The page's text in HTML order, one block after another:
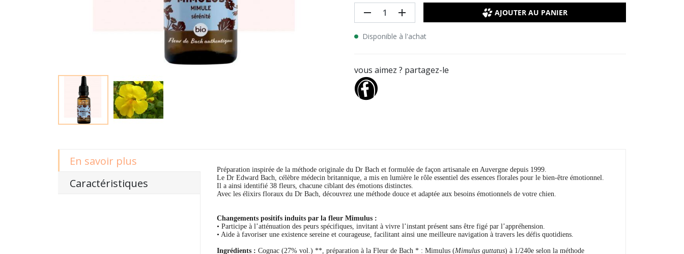
remove add AJOUTER AU PANIER
Disponible à l'achat
vous aimez ? partagez-le
En savoir plus
Caractéristiques
Préparation inspirée de la méthode originale du Dr Bach et formulée de façon artisanale en Auvergne depuis 1999.
Le Dr Edward Bach, célèbre médecin britannique, a mis en lumière le rôle essentiel des essences florales pour le bien-être émotionnel.
Il a ainsi identifié 38 fleurs, chacune ciblant des émotions distinctes.
Avec les élixirs floraux du Dr Bach, découvrez une méthode douce et adaptée aux besoins émotionnels de votre chien.
Changements positifs induits par la fleur Mimulus :
• Participe à l’atténuation des peurs spécifiques, invitant à vivre l’instant présent sans être figé par l’appréhension.
• Aide à favoriser une existence sereine et courageuse, facilitant ainsi une meilleure navigation à travers les défis quotidiens.
Ingrédients : Cognac (27% vol.) **, préparation à la Fleur de Bach * : Mimulus (Mimulus guttatus) à 1/240e selon la méthode